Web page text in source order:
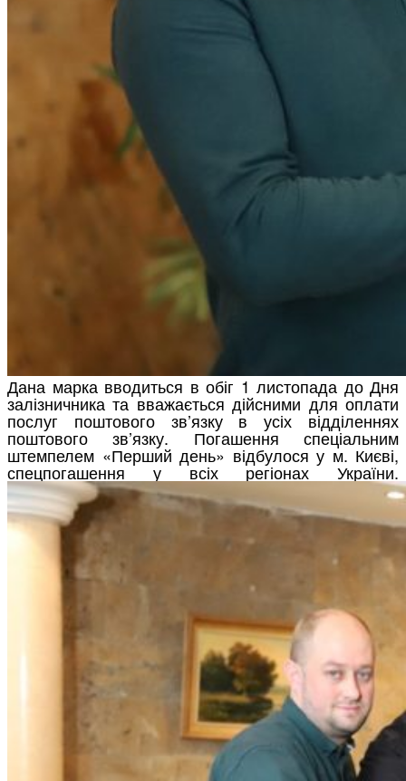
Дана марка вводиться в обіг 1 листопада до Дня
залізничника та вважається дійсними для оплати
послуг поштового зв’язку в усіх відділеннях
поштового зв’язку. Погашення спеціальним
штемпелем «Перший день» відбулося у м. Києві,
спецпогашення у всіх регіонах України.